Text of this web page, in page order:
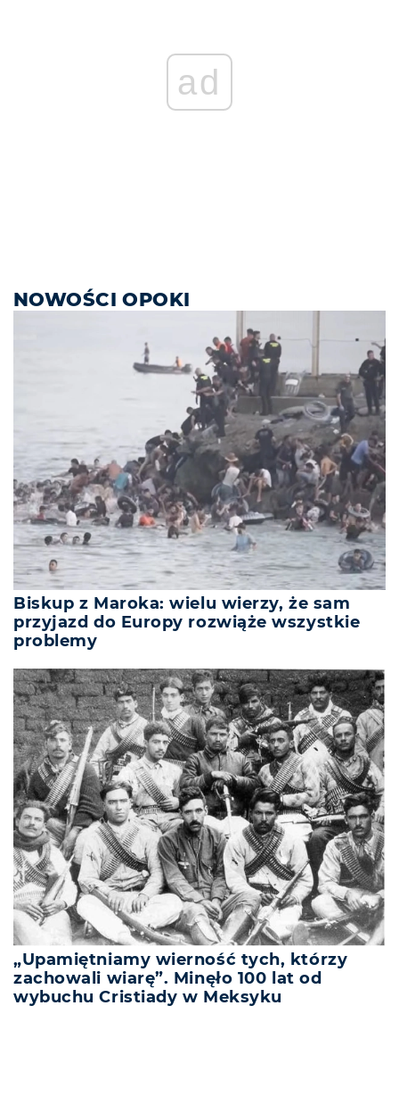
ad
NOWOŚCI OPOKI
Biskup z Maroka: wielu wierzy, że sam
przyjazd do Europy rozwiąże wszystkie
problemy
„Upamiętniamy wierność tych, którzy
zachowali wiarę”. Minęło 100 lat od
wybuchu Cristiady w Meksyku